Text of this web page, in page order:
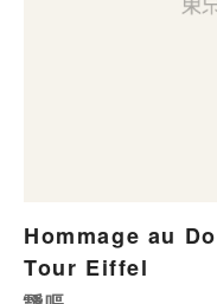
Hommage au
Tour Eiffel